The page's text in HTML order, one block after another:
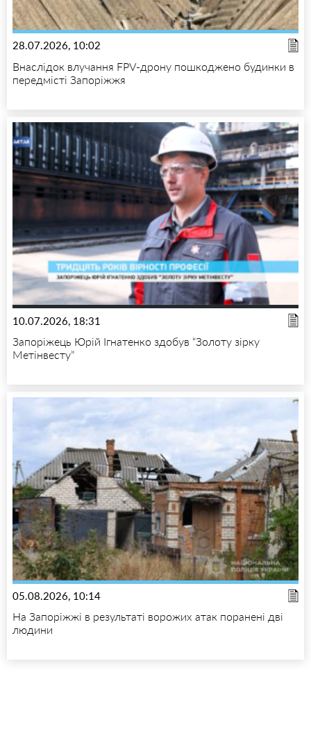
28.07.2026, 10:02
Внаслідок влучання FPV-дрону пошкоджено будинки в
передмісті Запоріжжя
10.07.2026, 18:31
Запоріжець Юрій Ігнатенко здобув “Золоту зірку
Метінвесту”
05.08.2026, 10:14
На Запоріжжі в результаті ворожих атак поранені дві
людини